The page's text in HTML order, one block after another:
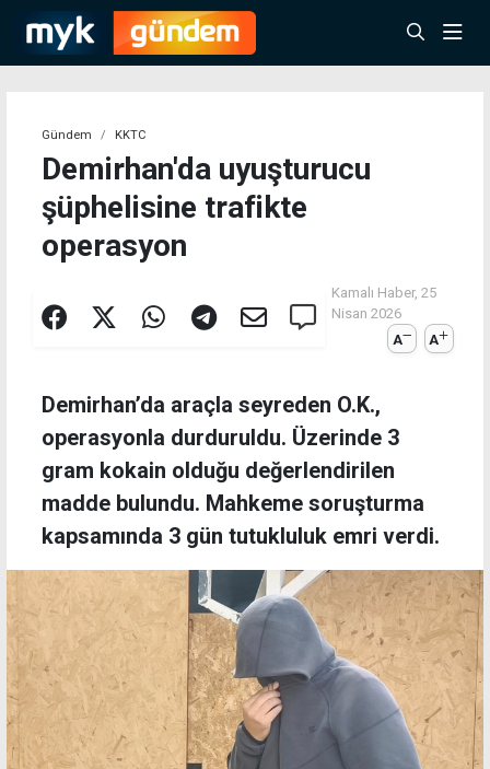
Gündem KKTC
Demirhan'da uyuşturucu
şüphelisine trafikte
operasyon
Kamalı Haber,25
Nisan 2026
A
A
Demirhan’da araçla seyreden O.K.,
operasyonla durduruldu. Üzerinde 3
gram kokain olduğu değerlendirilen
madde bulundu. Mahkeme soruşturma
kapsamında 3 gün tutukluluk emri verdi.